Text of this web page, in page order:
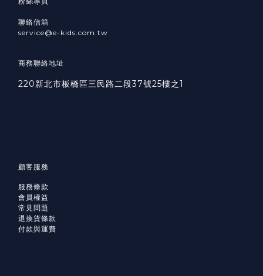
聯絡信箱
service@e-kids.com.tw
商務聯絡地址
220新北市板橋區三民路二段37號25樓之1
顧客服務
服務條款
會員權益
常見問題
退換貨條款
付款與運費